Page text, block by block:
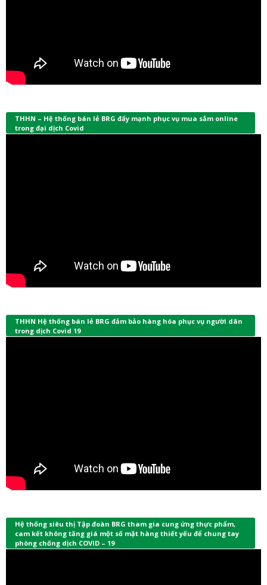
THHN – Hệ thống bán lẻ BRG đẩy mạnh phục vụ mua sắm online
trong đại dịch Covid
THHN Hệ thống bán lẻ BRG đảm bảo hàng hóa phục vụ người dân
trong dịch Covid 19
Hệ thống siêu thị Tập đoàn BRG tham gia cung ứng thực phẩm,
cam kết không tăng giá một số mặt hàng thiết yếu để chung tay
phòng chống dịch COVID – 19